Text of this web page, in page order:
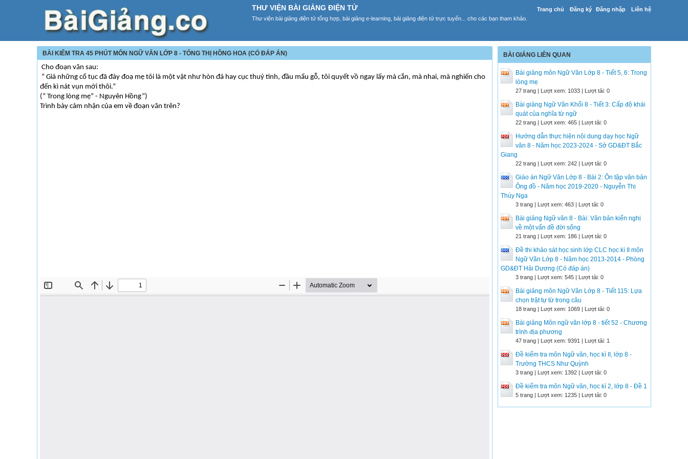
Trang chủ Đăng ký Đăng nhập Liên hệ
THƯ VIỆN BÀI GIẢNG ĐIỆN TỬ
Thư viện bài giảng điện tử tổng hợp, bài giảng e-learning, bài giảng điện tử trực tuyến... cho các bạn tham khảo.
BÀI KIỂM TRA 45 PHÚT MÔN NGỮ VĂN LỚP 8 - TỐNG THỊ HỒNG HOA (CÓ ĐÁP ÁN)
Cho đoạn văn sau:
“ Giá những cổ tục đã đày đoạ mẹ tôi là một vật như hòn đá hay cục thuỷ tinh, đầu mẩu gỗ, tôi quyết vồ ngay lấy mà cắn, mà nhai, mà nghiến cho
đến kì nát vụn mới thôi.”
(“ Trong lòng mẹ” - Nguyên Hồng”)
Trình bày cảm nhận của em về đoạn văn trên?
BÀI GIẢNG LIÊN QUAN
Bài giảng môn Ngữ Văn Lớp 8 - Tiết 5, 6: Trong
lòng mẹ
27 trang | Lượt xem: 1033 | Lượt tải: 0
Bài giảng Ngữ Văn Khối 8 - Tiết 3: Cấp độ khái
quát của nghĩa từ ngữ
22 trang | Lượt xem: 465 | Lượt tải: 0
Hướng dẫn thực hiện nội dung dạy học Ngữ
văn 8 - Năm học 2023-2024 - Sở GD&ĐT Bắc
Giang
22 trang | Lượt xem: 242 | Lượt tải: 0
Giáo án Ngữ Văn Lớp 8 - Bài 2: Ôn tập văn bản
Ông đồ - Năm học 2019-2020 - Nguyễn Thị
Thúy Nga
3 trang | Lượt xem: 463 | Lượt tải: 0
Bài giảng Ngữ văn 8 - Bài: Văn bản kiến nghị
về một vấn đề đời sống
21 trang | Lượt xem: 186 | Lượt tải: 0
Đề thi khảo sát học sinh lớp CLC học kì II môn
Ngữ Văn Lớp 8 - Năm học 2013-2014 - Phòng
GD&ĐT Hải Dương (Có đáp án)
3 trang | Lượt xem: 545 | Lượt tải: 0
Bài giảng môn Ngữ Văn Lớp 8 - Tiết 115: Lựa
chọn trật tự từ trong câu
18 trang | Lượt xem: 1069 | Lượt tải: 0
Bài giảng Môn ngữ văn lớp 8 - tiết 52 - Chương
trình địa phương
47 trang | Lượt xem: 9391 | Lượt tải: 1
Đề kiểm tra môn Ngữ văn, học kì II, lớp 8 -
Trường THCS Như Quỳnh
3 trang | Lượt xem: 1392 | Lượt tải: 0
Đề kiểm tra môn Ngữ văn, học kì 2, lớp 8 - Đề 1
5 trang | Lượt xem: 1235 | Lượt tải: 0